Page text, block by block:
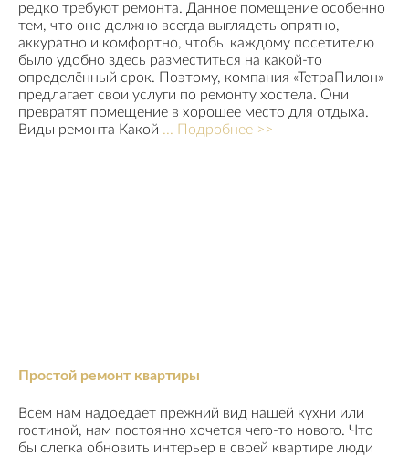
редко требуют ремонта. Данное помещение особенно
тем, что оно должно всегда выглядеть опрятно,
аккуратно и комфортно, чтобы каждому посетителю
было удобно здесь разместиться на какой-то
определённый срок. Поэтому, компания «ТетраПилон»
предлагает свои услуги по ремонту хостела. Они
превратят помещение в хорошее место для отдыха.
Виды ремонта Какой ... Подробнее >>
Простой ремонт квартиры
Всем нам надоедает прежний вид нашей кухни или
гостиной, нам постоянно хочется чего-то нового. Что
бы слегка обновить интерьер в своей квартире люди